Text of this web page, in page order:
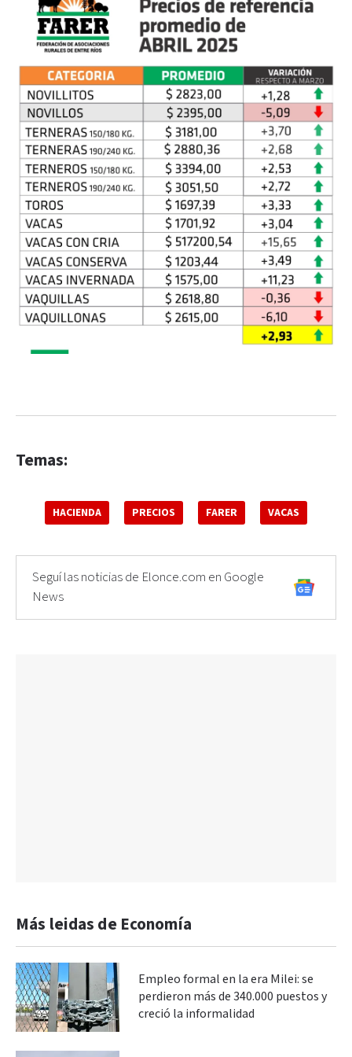
Temas:
HACIENDA PRECIOS FARER VACAS
Seguí las noticias de Elonce.com en Google
News
Más leidas de Economía
Empleo formal en la era Milei: se
perdieron más de 340.000 puestos y
creció la informalidad